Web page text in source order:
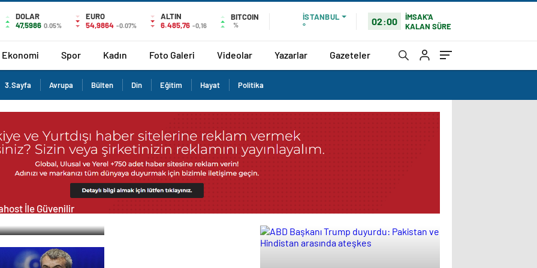
DOLAR
47,5986 0.05%
EURO
54,9864 -0.07%
ALTIN
6.485,76 -0,16
BITCOIN
%
İSTANBUL
°
02:00
İMSAK'A
KALAN SÜRE
Ekonomi Spor Kadın Foto Galeri Videolar Yazarlar Gazeteler
3.Sayfa Avrupa Bülten Din Eğitim Hayat Politika
İle Güvenilir